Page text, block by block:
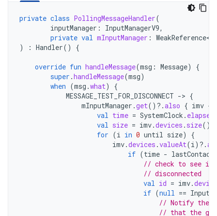
private class PollingMessageHandler(
inputManager : InputManagerV9,
private val mInputManager :
)
: Handler() {
override fun handleMessage(msg : Message)
{
super .handleMessage(msg)
when (msg .what)
{
MESSAGE_TEST_FOR_DISCONNECT -> {
mInputManager .get() ?.also { imv -
val time = SystemClock .
val size = imv.devices . size()
for (i in 0 until size)
{
imv.devices .valueAt(i) ?.
if (time - lastContact
// check to see if
// disconnected
val id = imv.
if (null ==
// Notify the
// that the